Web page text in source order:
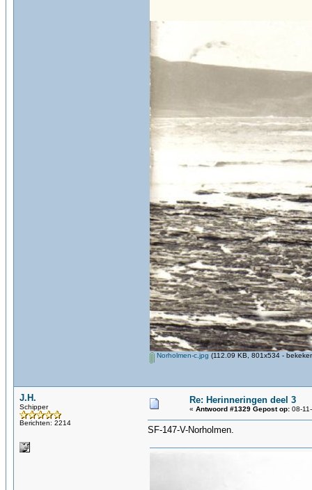
Norholmen-c.jpg (112.09 KB, 801x534 -
J.H.
Schipper
Berichten: 2214
Re: Herinneringen deel 3
« Antwoord #1329 Gepost op: 08-
SF-147-V-Norholmen.